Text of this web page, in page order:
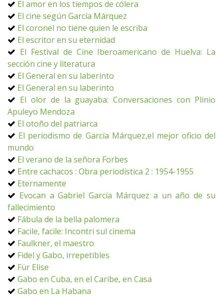
El amor en los tiempos de cólera
El cine según García Márquez
El coronel no tiene quien le escriba
El escritor en su eternidad
El Festival de Cine Iberoamericano de Huelva: La
sección cine y literatura
El General en su laberinto
El General en su laberinto
El olor de la guayaba: Conversaciones con Plinio
Apuleyo Mendoza
El otoño del patriarca
El periodismo de García Márquez,el mejor oficio del
mundo
El verano de la señora Forbes
Entre cachacos : Obra periodística 2 : 1954-1955
Eternamente
Evocan a Gabriel García Márquez a un año de su
fallecimiento
Fábula de la bella palomera
Facile, facile: Incontri sul cinema
Faulkner, el maestro
Fidel y Gabo, irrepetibles
Für Elise
Gabo en Cuba, en el Caribe, en Casa
Gabo en La Habana